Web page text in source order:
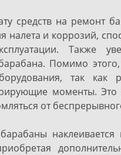
средств на ремонт
налета и коррозий,
Также
Помимо
так как
моменты. Это
от
наклеивается